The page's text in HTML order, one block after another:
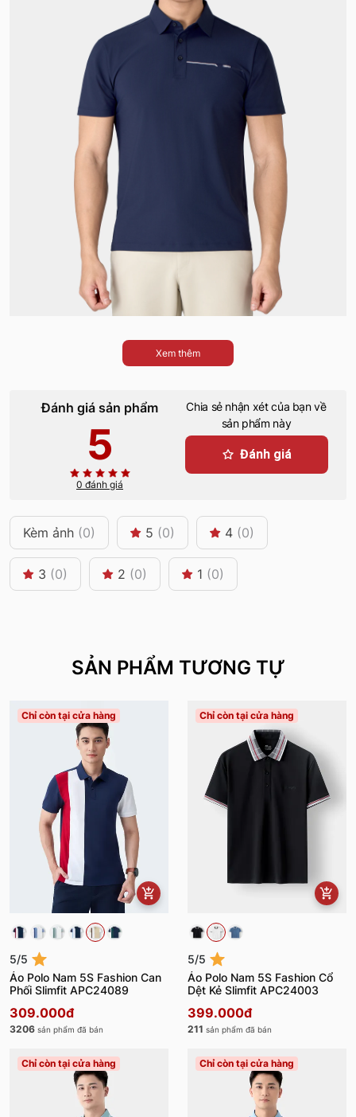
Xem thêm
Đánh giá sản phẩm
5
0 đánh giá
Chia sẻ nhận xét của bạn về
sản phẩm này
Đánh giá
Kèm ảnh (0) 5 (0) 4 (0)
3 (0) 2 (0) 1 (0)
SẢN PHẨM TƯƠNG TỰ
Chỉ còn tại cửa hàng
5/5
Áo Polo Nam 5S Fashion Can
Phối Slimfit APC24089
309.000đ
3206 sản phẩm đã bán
Chỉ còn tại cửa hàng
5/5
Áo Polo Nam 5S Fashion Cổ
Dệt Kẻ Slimfit APC24003
399.000đ
211 sản phẩm đã bán
Chỉ còn tại cửa hàng Chỉ còn tại cửa hàng